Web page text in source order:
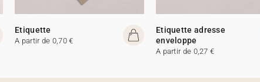
Etiquette
A partir de 0,70 €
Etiquette adresse
enveloppe
A partir de 0,27 €